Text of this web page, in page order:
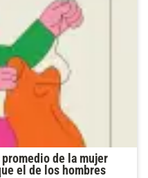
de la mujer
el de los hombres